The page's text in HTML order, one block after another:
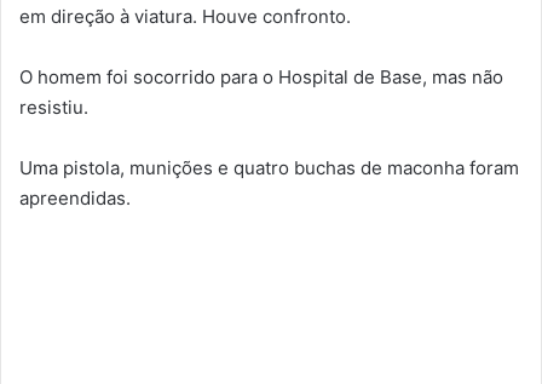
em direção à viatura. Houve confronto.
O homem foi socorrido para o Hospital de Base, mas não
resistiu.
Uma pistola, munições e quatro buchas de maconha foram
apreendidas.